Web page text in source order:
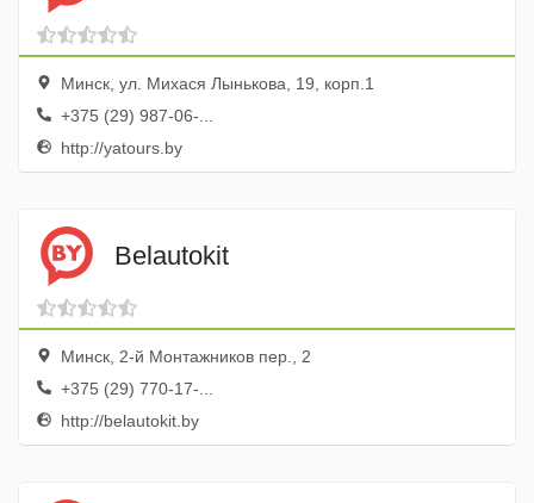
Минск, ул. Михася Лынькова, 19, корп.1
+375 (29) 987-06-...
http://yatours.by
Belautokit
Минск, 2-й Монтажников пер., 2
+375 (29) 770-17-...
http://belautokit.by